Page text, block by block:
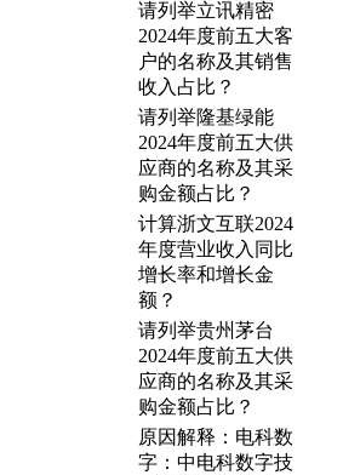
请列举立讯精密
2024年度前五大客
户的名称及其销售
收入占比？
请列举隆基绿能
2024年度前五大供
应商的名称及其采
购金额占比？
计算浙文互联2024
年度营业收入同比
增长率和增长金
额？
请列举贵州茅台
2024年度前五大供
应商的名称及其采
购金额占比？
原因解释：电科数
字：中电科数字技